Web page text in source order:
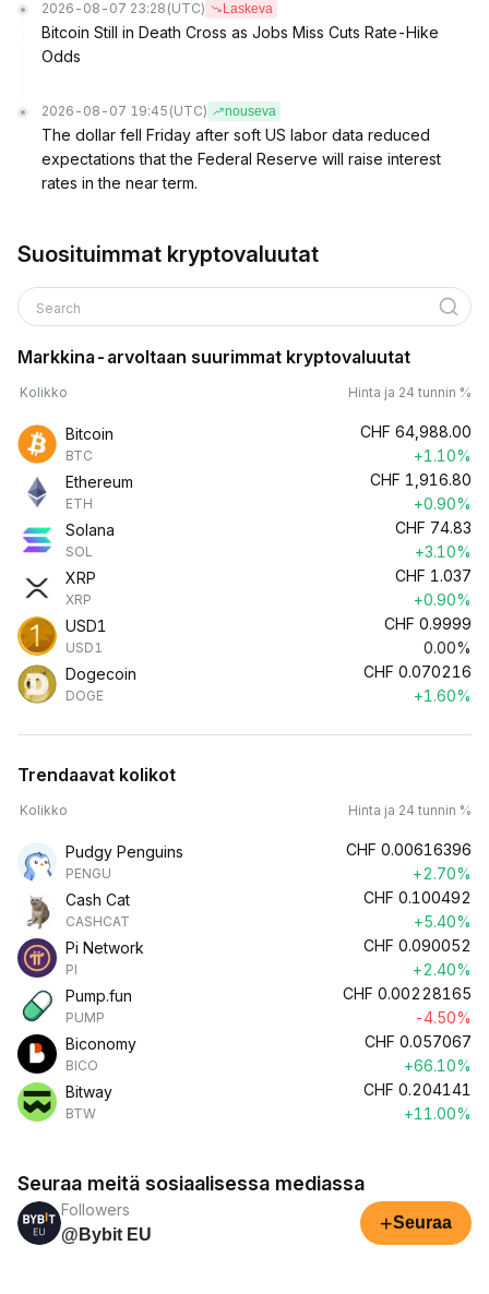
2026-08-07 23:28 (UTC) Laskeva
Bitcoin Still in Death Cross as Jobs Miss Cuts Rate-Hike
Odds
2026-08-07 19:45 (UTC) nouseva
The dollar fell Friday after soft US labor data reduced
expectations that the Federal Reserve will raise interest
rates in the near term.
Suosituimmat kryptovaluutat
Search
Markkina-arvoltaan suurimmat kryptovaluutat
Kolikko Hinta ja 24 tunnin %
Bitcoin
BTC
CHF 64,988.00
+1.10%
Ethereum
ETH
CHF 1,916.80
+0.90%
Solana
SOL
CHF 74.83
+3.10%
XRP
XRP
CHF 1.037
+0.90%
USD1
USD1
CHF 0.9999
0.00%
Dogecoin
DOGE
CHF 0.070216
+1.60%
Trendaavat kolikot
Kolikko Hinta ja 24 tunnin %
Pudgy Penguins
PENGU
CHF 0.00616396
+2.70%
Cash Cat
CASHCAT
CHF 0.100492
+5.40%
Pi Network
PI
CHF 0.090052
+2.40%
Pump.fun
PUMP
CHF 0.00228165
-4.50%
Biconomy
BICO
CHF 0.057067
+66.10%
Bitway
BTW
CHF 0.204141
+11.00%
Seuraa meitä sosiaalisessa mediassa
Followers
@Bybit EU
+Seuraa